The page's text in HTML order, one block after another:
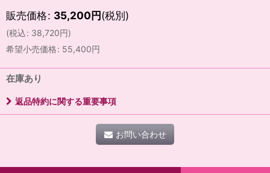
販売価格: 35,200円(税別)
(税込: 38,720円)
希望小売価格: 55,400円
在庫あり
返品特約に関する重要事項
お問い合わせ